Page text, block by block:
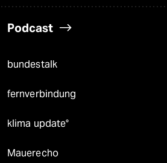
Podcast
bundestalk
fernverbindung
klima update°
Mauerecho